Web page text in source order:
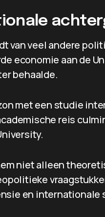
van veel andere
economie aan de
behaalde.
met een studie
reis
niet alleen
en internationale